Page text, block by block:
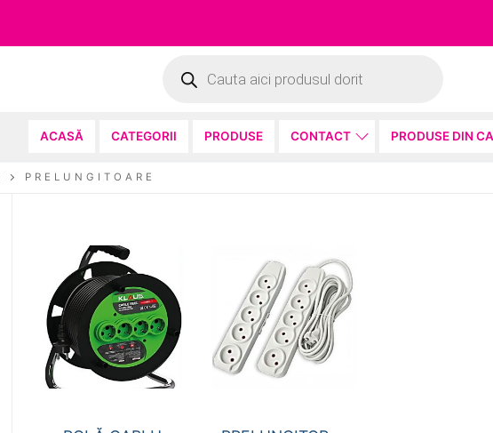
search
ACASĂ CATEGORII PRODUSE CONTACT PRODUSE DIN
P R E L U N G I T O A R E